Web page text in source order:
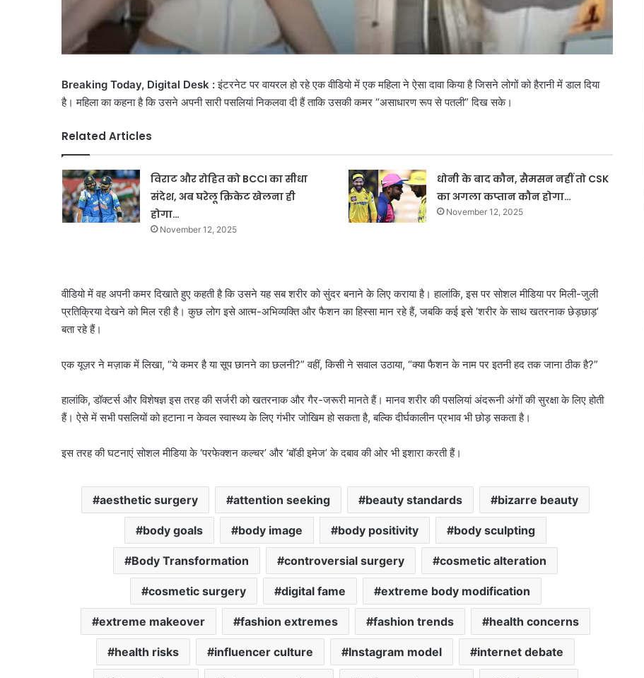
Breaking Today, Digital Desk :इंटरनेट पर वायरल हो रहे एक वीडियो में एक महिला ने ऐसा दावा किया है जिसने लोगों को हैरानी में डाल दिया
है। महिला का कहना है कि उसने अपनी सारी पसलियां निकलवा दी हैं ताकि उसकी कमर “असाधारण रूप से पतली” दिख सके।
Related Articles
विराट और रोहित को BCCI का सीधा
संदेश, अब घरेलू क्रिकेट खेलना ही
होगा…
November 12, 2025
धोनी के बाद कौन, सैमसन नहीं तो CSK
का अगला कप्तान कौन होगा…
November 12, 2025
वीडियो में वह अपनी कमर दिखाते हुए कहती है कि उसने यह सब शरीर को सुंदर बनाने के लिए कराया है। हालांकि, इस पर सोशल मीडिया पर मिली-जुली
प्रतिक्रिया देखने को मिल रही है। कुछ लोग इसे आत्म-अभिव्यक्ति और फैशन का हिस्सा मान रहे हैं, जबकि कई इसे ‘शरीर के साथ खतरनाक छेड़छाड़’
बता रहे हैं।
एक यूज़र ने मज़ाक में लिखा, “ये कमर है या सूप छानने का छलनी?” वहीं, किसी ने सवाल उठाया, “क्या फैशन के नाम पर इतनी हद तक जाना ठीक है?”
हालांकि, डॉक्टर्स और विशेषज्ञ इस तरह की सर्जरी को खतरनाक और गैर-जरूरी मानते हैं। मानव शरीर की पसलियां अंदरूनी अंगों की सुरक्षा के लिए होती
हैं। ऐसे में सभी पसलियों को हटाना न केवल स्वास्थ्य के लिए गंभीर जोखिम हो सकता है, बल्कि दीर्घकालीन प्रभाव भी छोड़ सकता है।
इस तरह की घटनाएं सोशल मीडिया के ‘परफेक्शन कल्चर’ और ‘बॉडी इमेज’ के दबाव की ओर भी इशारा करती हैं।
aesthetic surgery attention seeking beauty standards bizarre beauty
body goals body image body positivity body sculpting
Body Transformation controversial surgery cosmetic alteration
cosmetic surgery digital fame extreme body modification
extreme makeover fashion extremes fashion trends health concerns
health risks influencer culture Instagram model internet debate